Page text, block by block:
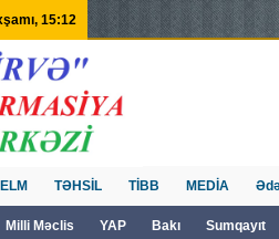
15:12
Milli Məclis YAP Bakı Sumqayıt
ELM TƏHSİL TİBB MEDİA